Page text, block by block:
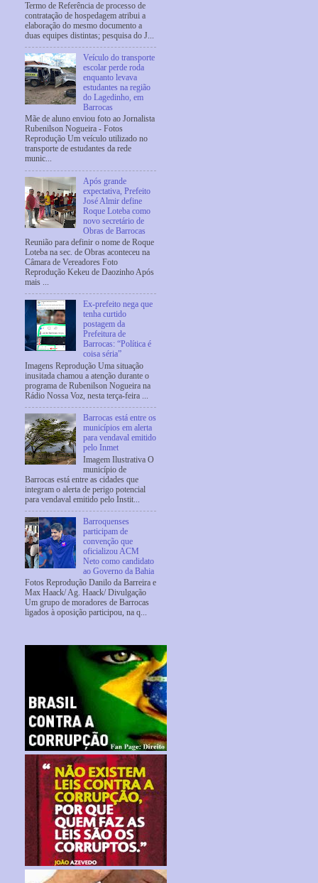
Termo de Referência de processo de
contratação de hospedagem atribui a
elaboração do mesmo documento a
duas equipes distintas; pesquisa do J...
Veículo do transporte
escolar perde roda
enquanto levava
estudantes na região
do Lagedinho, em
Barrocas
Mãe de aluno enviou foto ao Jornalista
Rubenilson Nogueira - Fotos
Reprodução Um veículo utilizado no
transporte de estudantes da rede
munic...
Após grande
expectativa, Prefeito
José Almir define
Roque Loteba como
novo secretário de
Obras de Barrocas
Reunião para definir o nome de Roque
Loteba na sec. de Obras aconteceu na
Câmara de Vereadores Foto
Reprodução Kekeu de Daozinho Após
mais ...
Ex-prefeito nega que
tenha curtido
postagem da
Prefeitura de
Barrocas: “Política é
coisa séria”
Imagens Reprodução Uma situação
inusitada chamou a atenção durante o
programa de Rubenilson Nogueira na
Rádio Nossa Voz, nesta terça-feira ...
Barrocas está entre os
municípios em alerta
para vendaval emitido
pelo Inmet
Imagem Ilustrativa O
município de
Barrocas está entre as cidades que
integram o alerta de perigo potencial
para vendaval emitido pelo Instit...
Barroquenses
participam de
convenção que
oficializou ACM
Neto como candidato
ao Governo da Bahia
Fotos Reprodução Danilo da Barreira e
Max Haack/ Ag. Haack/ Divulgação
Um grupo de moradores de Barrocas
ligados à oposição participou, na q...